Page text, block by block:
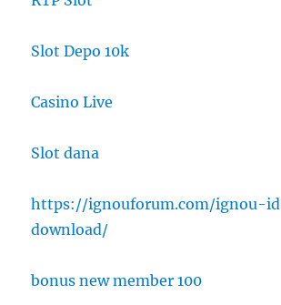
Slot Depo 10k
Casino Live
Slot dana
https://ignouforum.com/ignou-
download/
bonus new member 100